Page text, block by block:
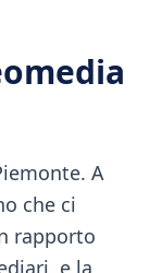
A
che ci
rapporto
e la